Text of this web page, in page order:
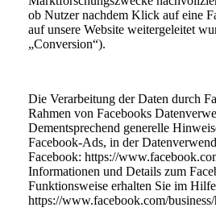
ob Nutzer nachdem Klick auf eine
auf unsere Website weitergeleitet
„Conversion“).
Die Verarbeitung der Daten durch
Rahmen von Facebooks
Dementsprechend generelle
Facebook-Ads, in der
Facebook: https://
Informationen und Details zum
Funktionsweise erhalten Sie im
https://www.facebook.com/